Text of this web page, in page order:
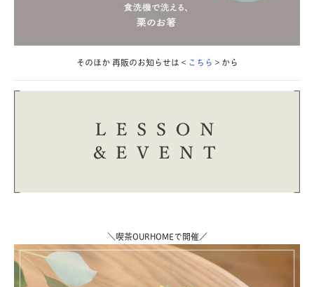
そのほか 再販のお知らせは＜ こちら ＞から
＼喫茶OURHOMEで開催／